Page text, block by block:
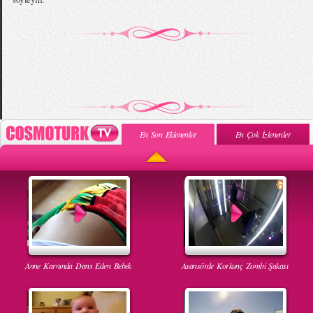
En Son Eklenenler En Çok İzlenenler
Anne Karnında Dans Eden Bebek Asansörde Korkunç Zombi Şakası